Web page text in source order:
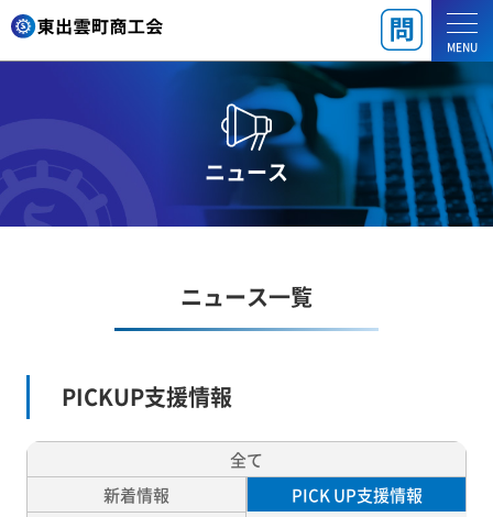
MENU
ニュース
ニュース一覧
PICKUP支援情報
全て
新着情報
PICK UP支援情報